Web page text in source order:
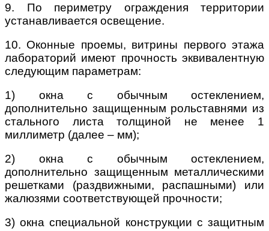
9. По периметру ограждения территории
устанавливается освещение.
10. Оконные проемы, витрины первого этажа
лабораторий имеют прочность эквивалентную
следующим параметрам:
1) окна с обычным остеклением,
дополнительно защищенным рольставнями из
стального листа толщиной не менее 1
миллиметр (далее – мм);
2) окна с обычным остеклением,
дополнительно защищенным металлическими
решетками (раздвижными, распашными) или
жалюзями соответствующей прочности;
3) окна специальной конструкции с защитным